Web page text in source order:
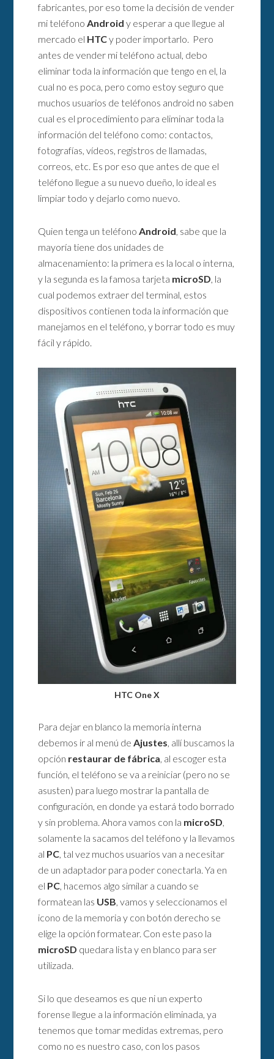
fabricantes, por eso tome la decisión de vender
mi teléfono Android y esperar a que llegue al
mercado el HTCy poder importarlo. Pero
antes de vender mi teléfono actual, debo
eliminar toda la información que tengo en el, la
cual no es poca, pero como estoy seguro que
muchos usuarios de teléfonos android no saben
cual es el procedimiento para eliminar toda la
información del teléfono como: contactos,
fotografías, vídeos, registros de llamadas,
correos, etc. Es por eso que antes de que el
teléfono llegue a su nuevo dueño, lo ideal es
limpiar todo y dejarlo como nuevo.
Quien tenga un teléfono Android , sabe que la
mayoría tiene dos unidades de
almacenamiento: la primera es la local o interna,
y la segunda es la famosa tarjeta microSD , la
cual podemos extraer del terminal, estos
dispositivos contienen toda la información que
manejamos en el teléfono, y borrar todo es muy
fácil y rápido.
HTC One X
Para dejar en blanco la memoria interna
debemos ir al menú deAjustes, allí buscamos la
opción restaurar de fábrica, al escoger esta
función, el teléfono se va a reiniciar (pero no se
asusten) para luego mostrar la pantalla de
configuración, en donde ya estará todo borrado
y sin problema. Ahora vamos con la microSD,
solamente la sacamos del teléfono y la llevamos
al PC, tal vez muchos usuarios van a necesitar
de un adaptador para poder conectarla. Ya en
el PC, hacemos algo similar a cuando se
formatean las USB, vamos y seleccionamos el
icono de la memoria y con botón derecho se
elige la opción formatear. Con este paso la
microSD quedara lista y en blanco para ser
utilizada.
Si lo que deseamos es que ni un experto
forense llegue a la información eliminada, ya
tenemos que tomar medidas extremas, pero
como no es nuestro caso, con los pasos